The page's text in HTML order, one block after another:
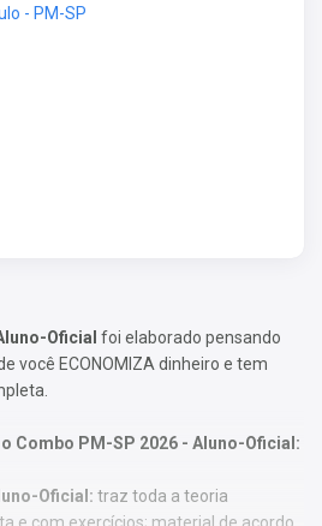
- PM-SP
Oficial foi elaborado pensando
você ECONOMIZA dinheiro e tem
Combo PM-SP 2026 - Aluno-Oficial:
Oficial : traz toda a teoria
e com exercícios; material de acordo